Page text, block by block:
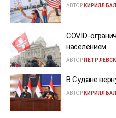
АВТОР КИРИЛЛ
COVID-
населением
АВТОР ПЁТР
В Судане
АВТОР КИРИЛЛ